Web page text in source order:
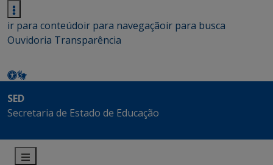
ir para conteúdoir para navegaçãoir para busca
Ouvidoria Transparência
SED
Secretaria de Estado de Educação